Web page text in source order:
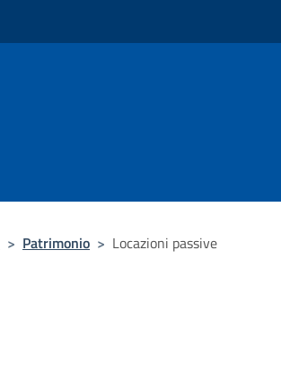
> Patrimonio > Locazioni passive